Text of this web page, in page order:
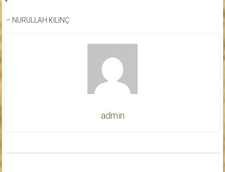
*
– NURULLAH KILINÇ
admin